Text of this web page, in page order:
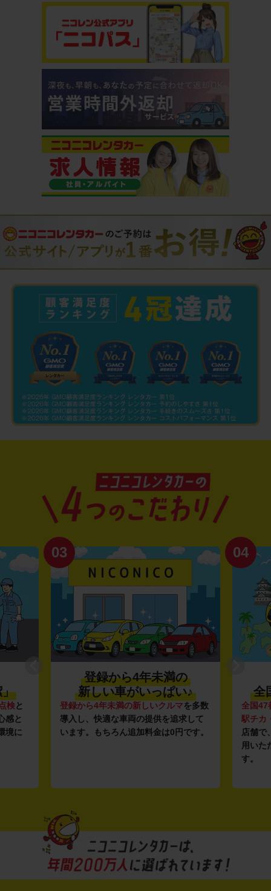
」
検と
感と
境に
03
登録から4年未満の
新しい車がいっぱい♪
登録から4年未満の新しいクルマを多数
導入し、快適な車両の提供を追求して
います。もちろん追加料金は0円です。
04
全
全国47
駅チカ
店舗で
用いた
す。